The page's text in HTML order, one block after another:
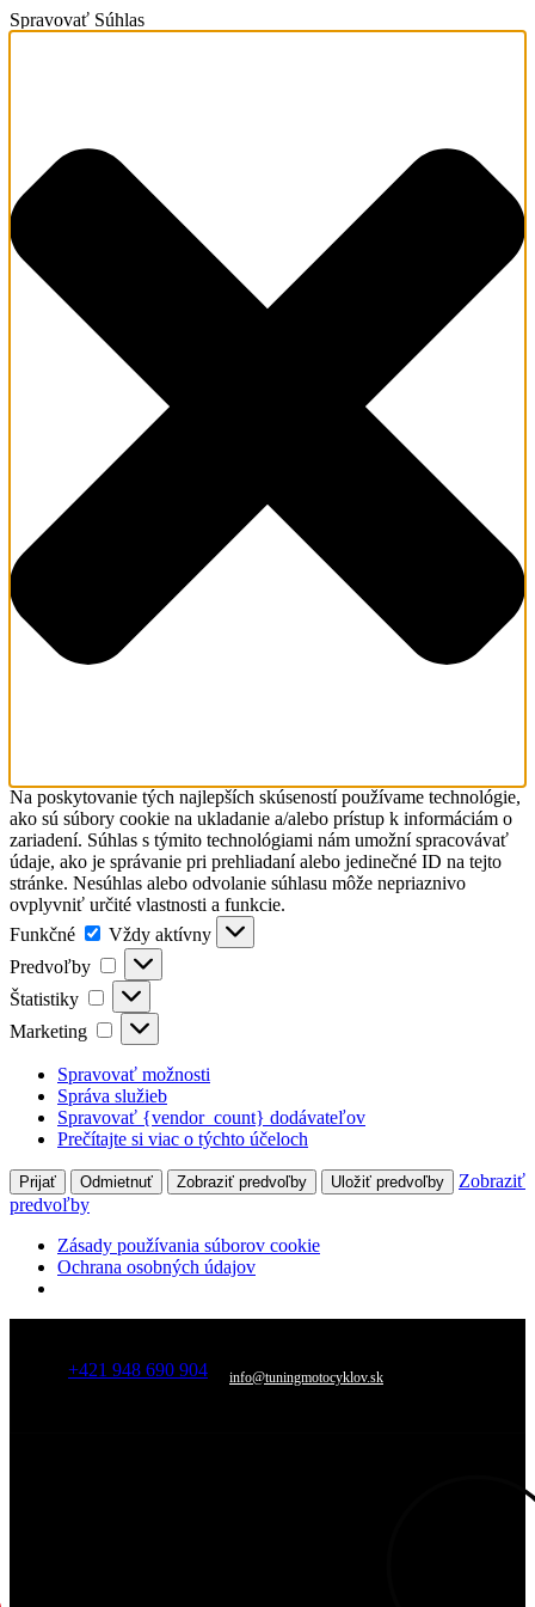
Spravovať Súhlas
Na poskytovanie tých najlepších skúseností používame technológie,
ako sú súbory cookie na ukladanie a/alebo prístup k informáciám o
zariadení. Súhlas s týmito technológiami nám umožní spracovávať
údaje, ako je správanie pri prehliadaní alebo jedinečné ID na tejto
stránke. Nesúhlas alebo odvolanie súhlasu môže nepriaznivo
ovplyvniť určité vlastnosti a funkcie.
Funkčné
Funkčné
Vždy aktívny
Predvoľby
Predvoľby
Štatistiky Štatistiky
Marketing Marketing
Spravovať možnosti
Správa služieb
Spravovať {vendor_count} dodávateľov
Prečítajte si viac o týchto účeloch
Prijať Odmietnuť Zobraziť predvoľby Uložiť predvoľby
Zobraziť
predvoľby
Zásady používania súborov cookie
Ochrana osobných údajov
+421 948 690 904 info@tuningmotocyklov.sk